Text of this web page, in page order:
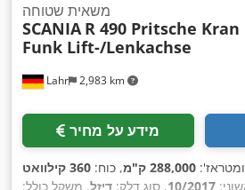
Lahr 2,983 km
משאית שטוחה
SCANIA R 490 Pritsche
Funk Lift-/Lenkachse
מידע על מחיר
288,000 ק"מ , כוח:
360 קילוואט
10/2017, סוג דלק: דיזל, משקל כולל: